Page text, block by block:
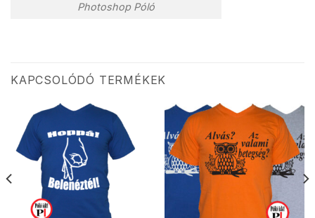
Photoshop Póló
KAPCSOLÓDÓ TERMÉKEK